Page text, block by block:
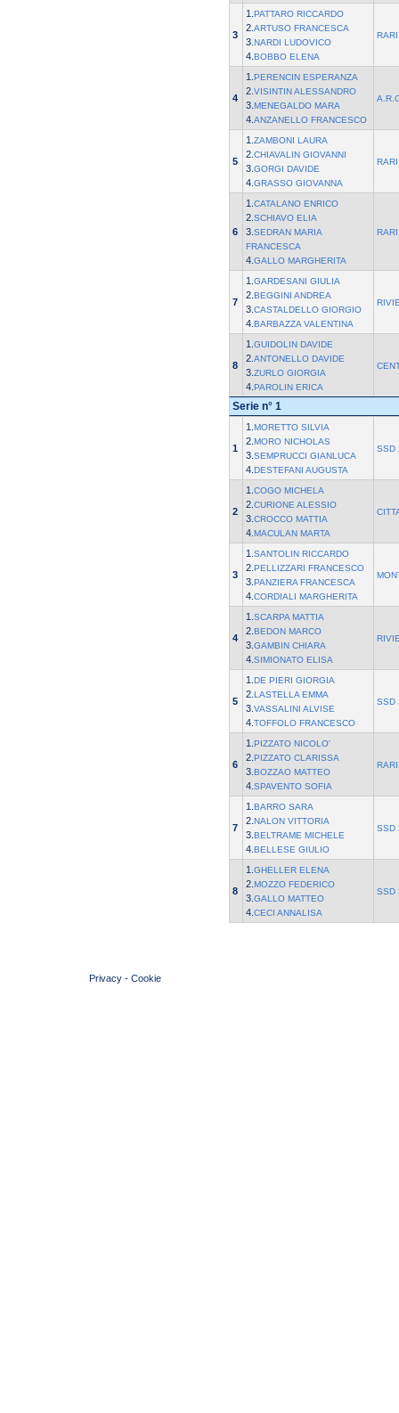
3
1. PATTARO RICCARDO
2. ARTUSO FRANCESCA
3. NARDI LUDOVICO
4. BOBBO ELENA
4
1. PERENCIN ESPERANZA
2. VISINTIN ALESSANDRO
3. MENEGALDO MARA
4. ANZANELLO FRANCESCO
5
1. ZAMBONI LAURA
2. CHIAVALIN GIOVANNI
3. GORGI DAVIDE
4. GRASSO GIOVANNA
6
1. CATALANO ENRICO
2. SCHIAVO ELIA
3. SEDRAN MARIA
FRANCESCA
4. GALLO MARGHERITA
7
1. GARDESANI GIULIA
2. BEGGINI ANDREA
3. CASTALDELLO GIORGIO
4. BARBAZZA VALENTINA
8
1. GUIDOLIN DAVIDE
2. ANTONELLO DAVIDE
3. ZURLO GIORGIA
4. PAROLIN ERICA
Serie n° 1
1
1. MORETTO SILVIA
2. MORO NICHOLAS
3. SEMPRUCCI GIANLUCA
4. DESTEFANI AUGUSTA
SSD
2
1. COGO MICHELA
2. CURIONE ALESSIO
3. CROCCO MATTIA
4. MACULAN MARTA
3
1. SANTOLIN RICCARDO
2. PELLIZZARI FRANCESCO
3. PANZIERA FRANCESCA
4. CORDIALI MARGHERITA
4
1. SCARPA MATTIA
2. BEDON MARCO
3. GAMBIN CHIARA
4. SIMIONATO ELISA
5
1. DE PIERI GIORGIA
2. LASTELLA EMMA
3. VASSALINI ALVISE
4. TOFFOLO FRANCESCO
SSD
6
1. PIZZATO NICOLO'
2. PIZZATO CLARISSA
3. BOZZAO MATTEO
4. SPAVENTO SOFIA
7
1. BARRO SARA
2. NALON VITTORIA
3. BELTRAME MICHELE
4. BELLESE GIULIO
SSD
8
1. GHELLER ELENA
2. MOZZO FEDERICO
3. GALLO MATTEO
4. CECI ANNALISA
SSD
Privacy - Cookie